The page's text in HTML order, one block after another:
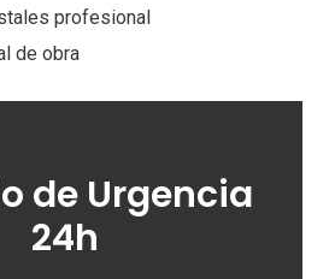
profesional
de obra
de Urgencia
24h